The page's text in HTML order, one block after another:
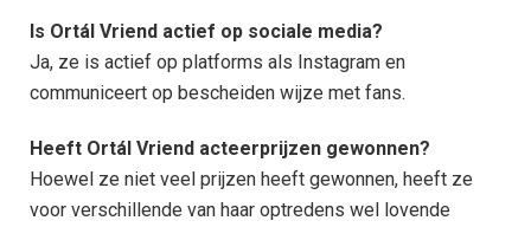
Is Ortál Vriend actief op sociale media?
Ja, ze is actief op platforms als Instagram en
communiceert op bescheiden wijze met fans.
Heeft Ortál Vriend acteerprijzen gewonnen?
Hoewel ze niet veel prijzen heeft gewonnen, heeft ze
voor verschillende van haar optredens wel lovende